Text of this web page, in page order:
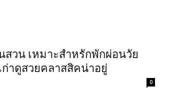
สวน เหมาะสำหรักพักผ่อนวัย
าดูสวยคลาสสิคน่าอยู่
0